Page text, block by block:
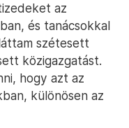
az
és tanácsokkal
szétesett
közigazgatást.
hogy azt az
különösen az